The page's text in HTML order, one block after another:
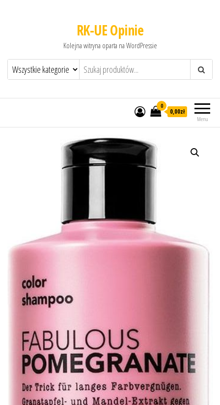
RK-UE Opinie
Kolejna witryna oparta na WordPressie
Menu
0
0,00zł